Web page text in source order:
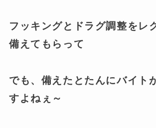
フッキングとドラグ調整をレ
備えてもらって
でも、備えたとたんにバイト
すよねぇ～